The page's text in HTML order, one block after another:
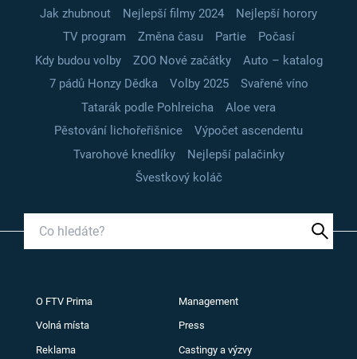
Jak zhubnout Nejlepší filmy 2024
Nejlepší horory
TV program
Změna času Partie
Počasí
Kdy budou volby
ZOO Nové začátky
Auto – katalog
7 pádů Honzy Dědka
Volby 2025
Svařené víno
Tatarák podle Pohlreicha
Aloe vera
Pěstování lichořeřišnice
Výpočet ascendentu
Tvarohové knedlíky
Nejlepší palačinky
Švestkový koláč
O FTV Prima Management
Volná místa Press
Reklama Castingy a výzvy